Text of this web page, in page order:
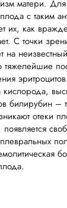
матери.
с таким
их, как
С точки
на
тяжелейшие
кислорода,
билирубин –
отеки